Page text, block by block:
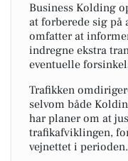
Business Kolding
at forberede sig
omfatter at
indregne ekstra
eventuelle
Trafikken
selvom både
har planer om at
trafikafviklingen,
vejnettet i perioden.